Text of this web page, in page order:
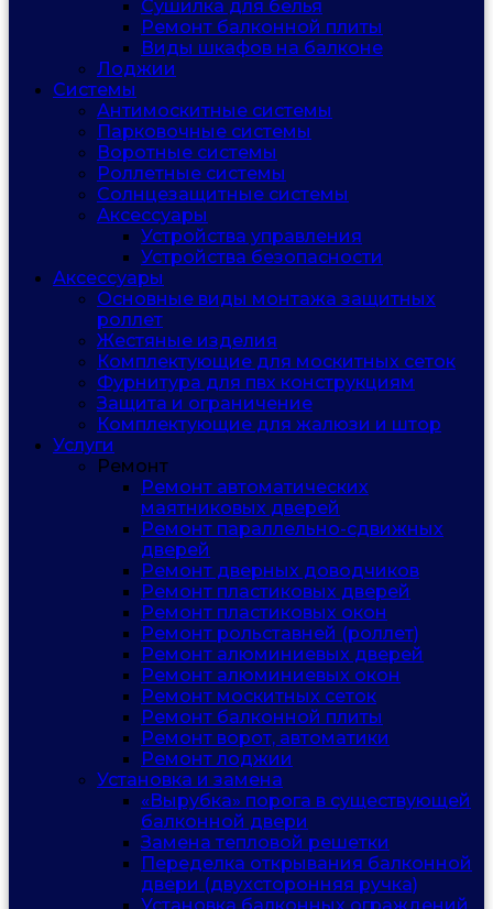
Сушилка для белья
Ремонт балконной плиты
Виды шкафов на балконе
Лоджии
Системы
Антимоскитные системы
Парковочные системы
Воротные системы
Роллетные системы
Солнцезащитные системы
Аксессуары
Устройства управления
Устройства безопасности
Аксессуары
Основные виды монтажа защитных
роллет
Жестяные изделия
Комплектующие для москитных сеток
Фурнитура для пвх конструкциям
Защита и ограничение
Комплектующие для жалюзи и штор
Услуги
Ремонт
Ремонт автоматических
маятниковых дверей
Ремонт параллельно-сдвижных
дверей
Ремонт дверных доводчиков
Ремонт пластиковых дверей
Ремонт пластиковых окон
Ремонт рольставней (роллет)
Ремонт алюминиевых дверей
Ремонт алюминиевых окон
Ремонт москитных сеток
Ремонт балконной плиты
Ремонт ворот, автоматики
Ремонт лоджии
Установка и замена
«Вырубка» порога в существующей
балконной двери
Замена тепловой решетки
Переделка открывания балконной
двери (двухсторонняя ручка)